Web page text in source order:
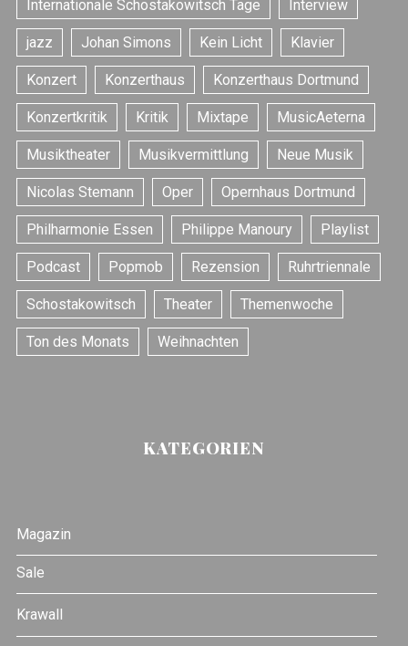
Internationale Schostakowitsch Tage Interview
jazz Johan Simons Kein Licht Klavier
Konzert Konzerthaus Konzerthaus Dortmund
Konzertkritik Kritik Mixtape MusicAeterna
Musiktheater Musikvermittlung Neue Musik
Nicolas Stemann Oper Opernhaus Dortmund
Philharmonie Essen Philippe Manoury Playlist
Podcast Popmob Rezension Ruhrtriennale
Schostakowitsch Theater Themenwoche
Ton des Monats Weihnachten
KATEGORIEN
Magazin
Sale
Krawall
S
e
a
r
c
h
f
o
r
: